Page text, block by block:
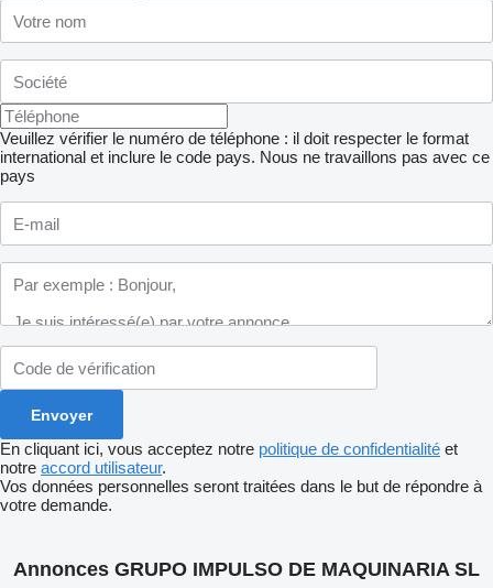
Veuillez vérifier le numéro de téléphone : il doit respecter le format
international et inclure le code pays. Nous ne travaillons pas avec ce
pays
En cliquant ici, vous acceptez notre politique de confidentialité et
notre accord utilisateur.
Vos données personnelles seront traitées dans le but de répondre à
votre demande.
Annonces GRUPO IMPULSO DE MAQUINARIA SL